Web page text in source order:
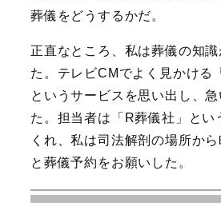
葬儀をどうするかだ。
正直なところ、私は葬儀の知
た。テレビCMでよく見かける
というサービスを思い出し、
た。担当者は「R葬儀社」とい
くれ、私は司法解剖の場所か
と葬儀予約をお願いした。